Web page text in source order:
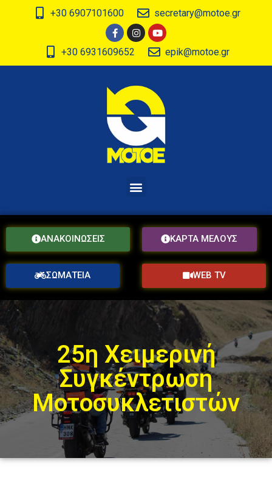
+30 6907101600 secretary@motoe.gr
+30 6931609652 epik@motoe.gr
ΑΝΑΚΟΙΝΩΣΕΙΣ ΚΑΡΤΑ ΜΕΛΟΥΣ
ΣΩΜΑΤΕΙΑ WEB TV
25η Χειμερινή
Συγκέντρωση
Μοτοσυκλετιστών